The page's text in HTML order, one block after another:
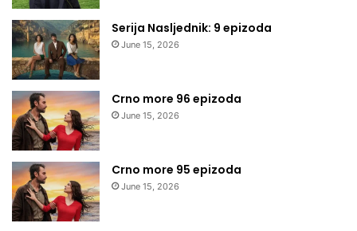
Serija Nasljednik: 9 epizoda
June 15, 2026
Crno more 96 epizoda
June 15, 2026
Crno more 95 epizoda
June 15, 2026